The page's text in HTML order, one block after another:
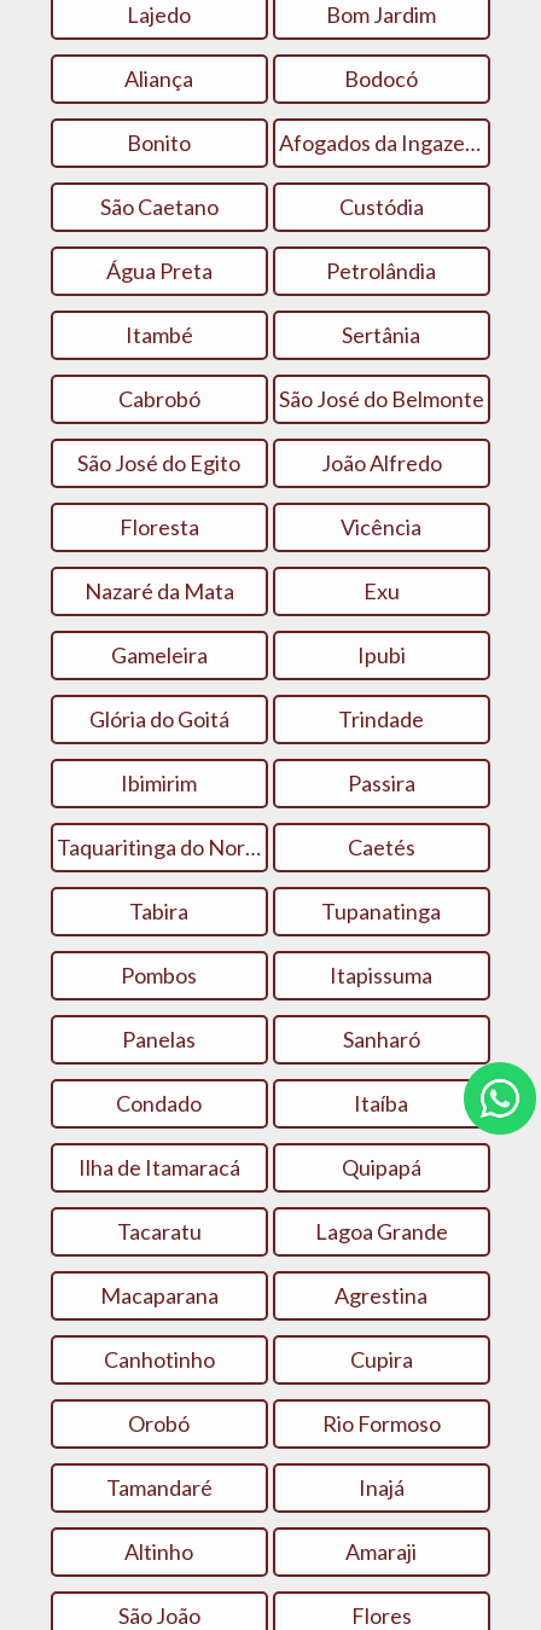
Lajedo Bom Jardim
Aliança Bodocó
Bonito Afogados da Ingazeira
São Caetano Custódia
Água Preta Petrolândia
Itambé Sertânia
Cabrobó São José do Belmonte
São José do Egito João Alfredo
Floresta Vicência
Nazaré da Mata Exu
Gameleira Ipubi
Glória do Goitá Trindade
Ibimirim Passira
Taquaritinga do Norte Caetés
Tabira Tupanatinga
Pombos Itapissuma
Panelas Sanharó
Condado Itaíba
Ilha de Itamaracá Quipapá
Tacaratu Lagoa Grande
Macaparana Agrestina
Canhotinho Cupira
Orobó Rio Formoso
Tamandaré Inajá
Altinho Amaraji
São João Flores